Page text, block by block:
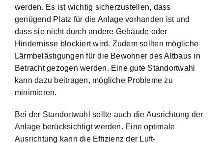
werden. Es ist wichtig sicherzustellen, dass
genügend Platz für die Anlage vorhanden ist und
dass sie nicht durch andere Gebäude oder
Hindernisse blockiert wird. Zudem sollten mögliche
Lärmbelästigungen für die Bewohner des Altbaus in
Betracht gezogen werden. Eine gute Standortwahl
kann dazu beitragen, mögliche Probleme zu
minimieren.
Bei der Standortwahl sollte auch die Ausrichtung der
Anlage berücksichtigt werden. Eine optimale
Ausrichtung kann die Effizienz der Luft-